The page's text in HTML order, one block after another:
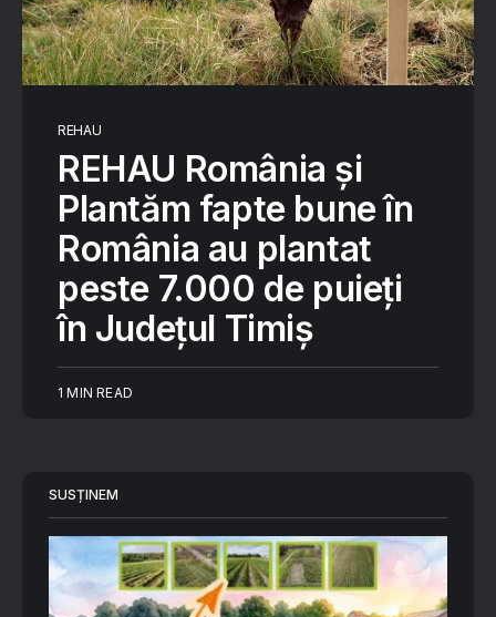
REHAU
REHAU România și
Plantăm fapte bune în
România au plantat
peste 7.000 de puieți
în Județul Timiș
1 MIN READ
SUSȚINEM